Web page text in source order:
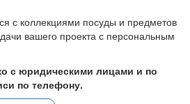
с коллекциями посуды и предметов
вашего проекта с персональным
с юридическими лицами и по
по телефону.